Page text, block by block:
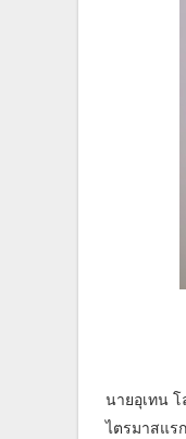
นายอุเทน
ไตรมาสแร